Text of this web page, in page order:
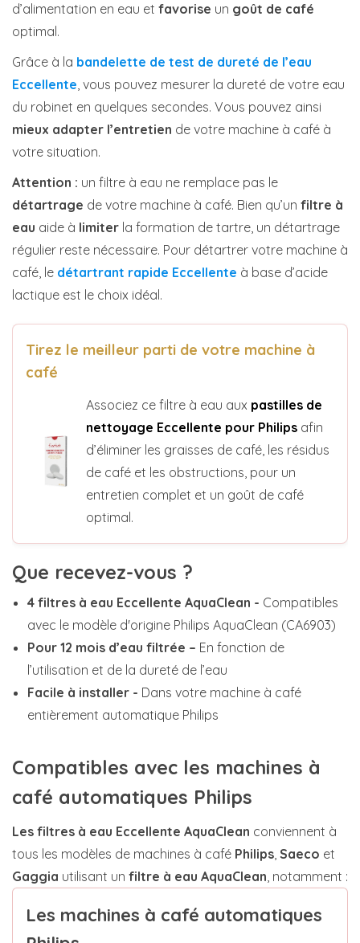
d’alimentation en eau et favorise un goût de café
optimal.
Grâce à la bandelette de test de dureté de l’eau
Eccellente, vous pouvez mesurer la dureté de votre eau
du robinet en quelques secondes. Vous pouvez ainsi
mieux adapter l’entretien de votre machine à café à
votre situation.
Attention : un filtre à eau ne remplace pas le
détartrage de votre machine à café. Bien qu’un filtre à
eau aide à limiter la formation de tartre, un détartrage
régulier reste nécessaire. Pour détartrer votre machine à
café, le détartrant rapide Eccellente à base d’acide
lactique est le choix idéal.
Tirez le meilleur parti de votre machine à
café
Associez ce filtre à eau aux pastilles de
nettoyage Eccellente pour Philips afin
d’éliminer les graisses de café, les résidus
de café et les obstructions, pour un
entretien complet et un goût de café
optimal.
Que recevez-vous ?
4 filtres à eau Eccellente AquaClean - Compatibles
avec le modèle d'origine Philips AquaClean (CA6903)
Pour 12 mois d’eau filtrée – En fonction de
l’utilisation et de la dureté de l’eau
Facile à installer - Dans votre machine à café
entièrement automatique Philips
Compatibles avec les machines à
café automatiques Philips
Les filtres à eau Eccellente AquaClean conviennent à
tous les modèles de machines à café Philips, Saeco et
Gaggia utilisant un filtre à eau AquaClean, notamment :
Les machines à café automatiques